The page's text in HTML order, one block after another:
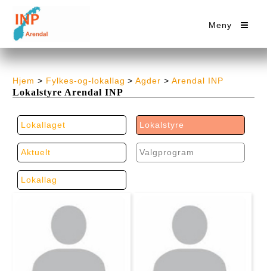
Meny
Hjem > Fylkes-og-lokallag >Agder >Arendal INP
Lokalstyre Arendal INP
Lokallaget Lokalstyre
Aktuelt Valgprogram
Lokallag